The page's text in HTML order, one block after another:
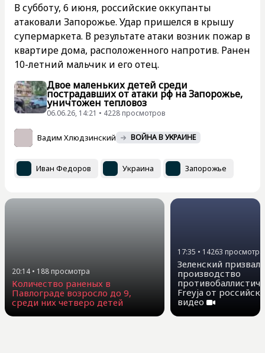
В субботу, 6 июня, российские оккупанты
атаковали Запорожье. Удар пришелся в крышу
супермаркета. В результате атаки возник пожар в
квартире дома, расположенного напротив. Ранен
10-летний мальчик и его отец.
Двое маленьких детей среди
пострадавших от атаки рф на Запорожье,
уничтожен тепловоз
06.06.26, 14:21 • 4228 просмотров
Вадим Хлюдзинский ВОЙНА В УКРАИНЕ
Иван Федоров Украина Запорожье
20:14 • 188 просмотра
Количество раненых в
Павлограде возросло до 9,
среди них четверо детей
17:35 • 14263 просмотра
Зеленский
производство
Freyja от
видео